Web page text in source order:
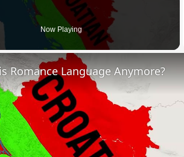
Now Playing
Romance Language Anymore?